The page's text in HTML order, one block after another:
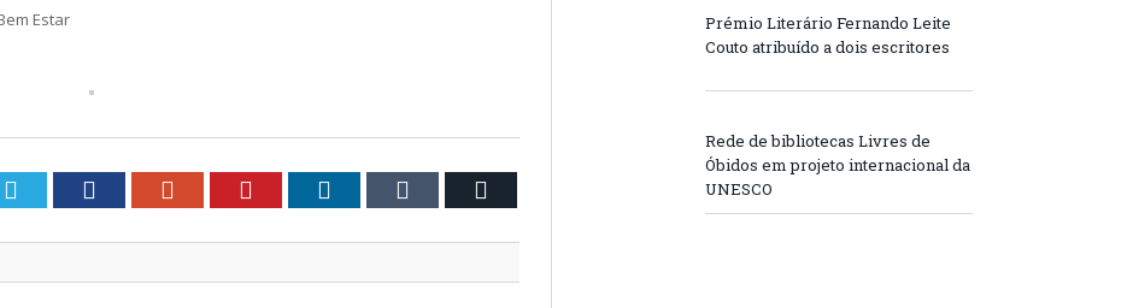
Estar
Twitter Facebook Google+ Pinterest LinkedIn Tumblr
Prémio Literário Fernando Leite
Couto atribuído a dois escritores
Rede de bibliotecas Livres de
Óbidos em projeto internacional da
UNESCO